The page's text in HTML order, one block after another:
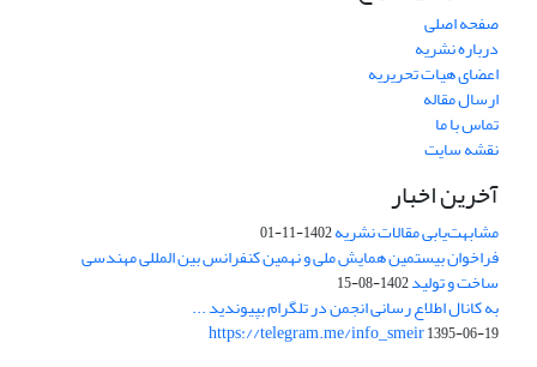
صفحه اصلی
درباره نشریه
اعضای هیات تحریریه
ارسال مقاله
تماس با ما
نقشه سایت
آخرین اخبار
مشابهت‌یابی مقالات نشریه1402-11-01
فراخوان بیستمین همایش ملی و نهمین کنفرانس بین المللی مهندسی
ساخت و تولید1402-08-15
به کانال اطلاع رسانی انجمن در تلگرام بپیوندید ...
https://telegram.me/info_smeir1395-06-19